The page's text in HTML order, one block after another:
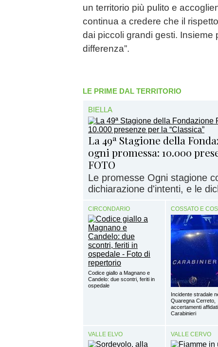
un territorio più pulito e
continua a credere che il
dai piccoli grandi gesti. Insieme
differenza”.
LE PRIME DAL TERRITORIO
BIELLA
La 49ª Stagione della
ogni promessa: 10.000
FOTO
Le promesse Ogni stagione
dichiarazione d'intenti, e le
CIRCONDARIO
Codice giallo a Magnano e
Candelo: due scontri, feriti in
ospedale
COSSATO E
Incidente stradale
Quaregna Cerreto,
accertamenti
Carabinieri
VALLE ELVO VALLE CERVO